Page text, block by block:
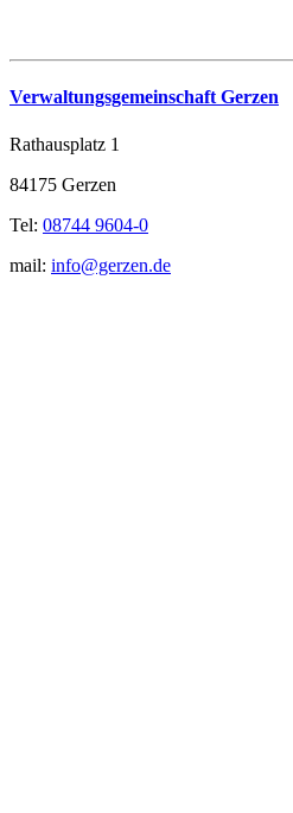
Verwaltungsgemeinschaft Gerzen
Rathausplatz 1
84175 Gerzen
Tel: 08744 9604-0
mail: info@gerzen.de